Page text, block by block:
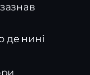
де нині